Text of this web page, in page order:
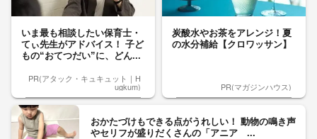
いま最も相談したい保育士・
てぃ先生がアドバイス！ 子ど
もの“おてつだい”に、どん...
PR(アタック・キュキュット｜H
ugkum)
炭酸水やお茶をアレンジ！夏
の水分補給【クロワッサン】
PR(マガジンハウス)
おかたづけもできる点がうれしい！ 動物の鳴き声
やセリフが盛りだくさんの「アニア ...